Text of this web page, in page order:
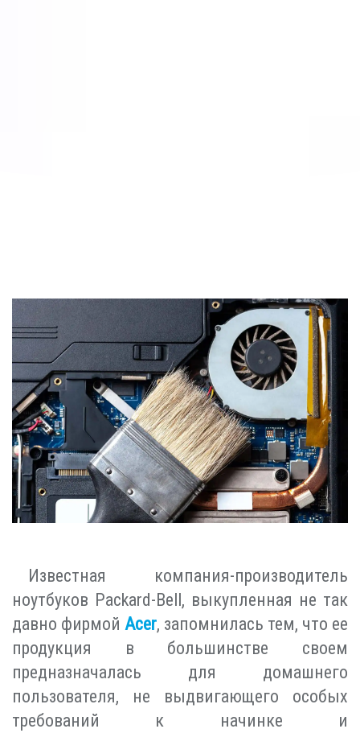
Известная компания-производитель
ноутбуков Packard-Bell, выкупленная не так
давно фирмой Асеr, запомнилась тем, что ее
продукция в большинстве своем
предназначалась для домашнего
пользователя, не выдвигающего особых
требований к начинке и